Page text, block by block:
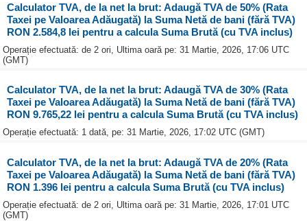
Calculator TVA, de la net la brut: Adaugă TVA de 50% (Rata
Taxei pe Valoarea Adăugată) la Suma Netă de bani (fără TVA)
RON 2.584,8 lei pentru a calcula Suma Brută (cu TVA inclus)
Operație efectuată: de 2 ori, Ultima oară pe: 31 Martie, 2026, 17:06 UTC
(GMT)
Calculator TVA, de la net la brut: Adaugă TVA de 30% (Rata
Taxei pe Valoarea Adăugată) la Suma Netă de bani (fără TVA)
RON 9.765,22 lei pentru a calcula Suma Brută (cu TVA inclus)
Operație efectuată: 1 dată, pe: 31 Martie, 2026, 17:02 UTC (GMT)
Calculator TVA, de la net la brut: Adaugă TVA de 20% (Rata
Taxei pe Valoarea Adăugată) la Suma Netă de bani (fără TVA)
RON 1.396 lei pentru a calcula Suma Brută (cu TVA inclus)
Operație efectuată: de 2 ori, Ultima oară pe: 31 Martie, 2026, 17:01 UTC
(GMT)